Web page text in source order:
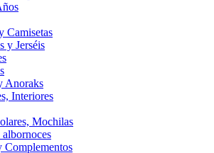
Camisetas
y Jerséis
Anoraks
Interiores
Mochilas
Complementos